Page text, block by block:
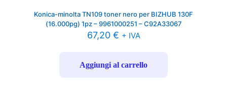
Konica-minolta TN109 toner nero per BIZHUB 130F
(16.000pg) 1pz – 9961000251 – C92A33067
67,20 € + IVA
Aggiungi al carrello